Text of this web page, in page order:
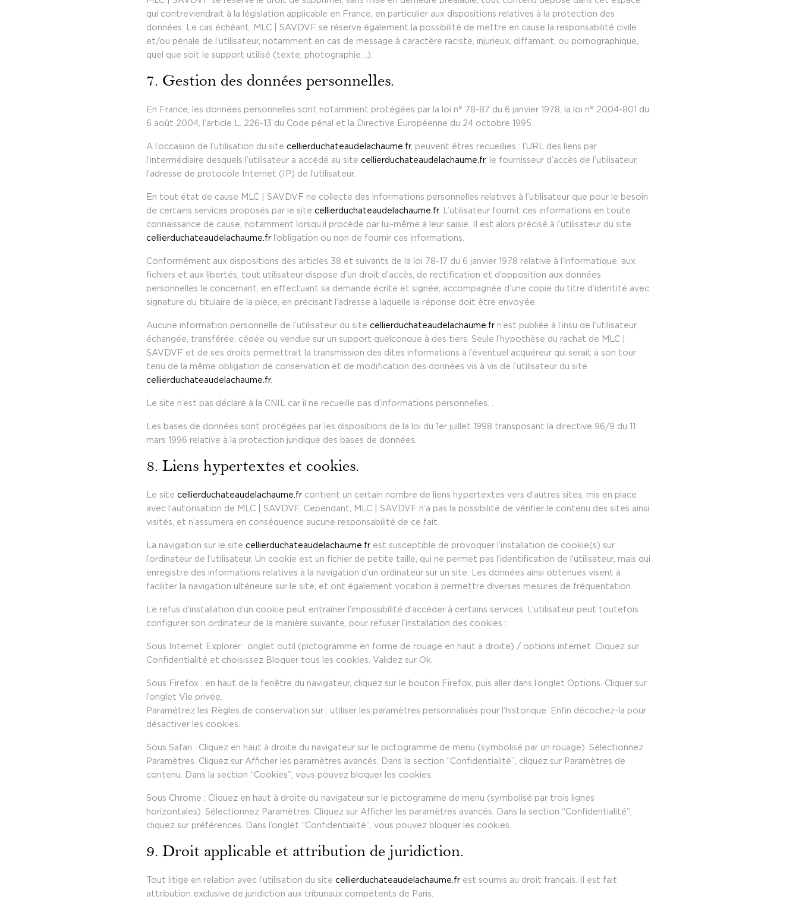
qui contreviendrait à la législation applicable en France, en particulier aux dispositions relatives à la protection des
données. Le cas échéant, MLC | SAVDVF se réserve également la possibilité de mettre en cause la responsabilité civile
et/ou pénale de l’utilisateur, notamment en cas de message à caractère raciste, injurieux, diffamant, ou pornographique,
quel que soit le support utilisé (texte, photographie…).
7. Gestion des données personnelles.
En France, les données personnelles sont notamment protégées par la loi n° 78-87 du 6 janvier 1978, la loi n° 2004-801 du
6 août 2004, l’article L. 226-13 du Code pénal et la Directive Européenne du 24 octobre 1995.
A l’occasion de l’utilisation du sitecellierduchateaudelachaume.fr, peuvent êtres recueillies : l’URL des liens par
l’intermédiaire desquels l’utilisateur a accédé au sitecellierduchateaudelachaume.fr, le fournisseur d’accès de l’utilisateur,
l’adresse de protocole Internet (IP) de l’utilisateur.
En tout état de cause MLC | SAVDVF ne collecte des informations personnelles relatives à l’utilisateur que pour le besoin
de certains services proposés par le sitecellierduchateaudelachaume.fr. L’utilisateur fournit ces informations en toute
connaissance de cause, notamment lorsqu’il procède par lui-même à leur saisie. Il est alors précisé à l’utilisateur du site
cellierduchateaudelachaume.fr l’obligation ou non de fournir ces informations.
Conformément aux dispositions des articles 38 et suivants de la loi 78-17 du 6 janvier 1978 relative à l’informatique, aux
fichiers et aux libertés, tout utilisateur dispose d’un droit d’accès, de rectification et d’opposition aux données
personnelles le concernant, en effectuant sa demande écrite et signée, accompagnée d’une copie du titre d’identité avec
signature du titulaire de la pièce, en précisant l’adresse à laquelle la réponse doit être envoyée.
Aucune information personnelle de l’utilisateur du sitecellierduchateaudelachaume.fr n’est publiée à l’insu de l’utilisateur,
échangée, transférée, cédée ou vendue sur un support quelconque à des tiers. Seule l’hypothèse du rachat de MLC |
SAVDVF et de ses droits permettrait la transmission des dites informations à l’éventuel acquéreur qui serait à son tour
tenu de la même obligation de conservation et de modification des données vis à vis de l’utilisateur du site
cellierduchateaudelachaume.fr.
Le site n’est pas déclaré à la CNIL car il ne recueille pas d’informations personnelles. .
Les bases de données sont protégées par les dispositions de la loi du 1er juillet 1998 transposant la directive 96/9 du 11
mars 1996 relative à la protection juridique des bases de données.
8. Liens hypertextes et cookies.
Le sitecellierduchateaudelachaume.fr contient un certain nombre de liens hypertextes vers d’autres sites, mis en place
avec l’autorisation de MLC | SAVDVF. Cependant, MLC | SAVDVF n’a pas la possibilité de vérifier le contenu des sites ainsi
visités, et n’assumera en conséquence aucune responsabilité de ce fait.
La navigation sur le sitecellierduchateaudelachaume.fr est susceptible de provoquer l’installation de cookie(s) sur
l’ordinateur de l’utilisateur. Un cookie est un fichier de petite taille, qui ne permet pas l’identification de l’utilisateur, mais qui
enregistre des informations relatives à la navigation d’un ordinateur sur un site. Les données ainsi obtenues visent à
faciliter la navigation ultérieure sur le site, et ont également vocation à permettre diverses mesures de fréquentation.
Le refus d’installation d’un cookie peut entraîner l’impossibilité d’accéder à certains services. L’utilisateur peut toutefois
configurer son ordinateur de la manière suivante, pour refuser l’installation des cookies :
Sous Internet Explorer : onglet outil (pictogramme en forme de rouage en haut a droite) / options internet. Cliquez sur
Confidentialité et choisissez Bloquer tous les cookies. Validez sur Ok.
Sous Firefox : en haut de la fenêtre du navigateur, cliquez sur le bouton Firefox, puis aller dans l’onglet Options. Cliquer sur
l’onglet Vie privée.
Paramétrez les Règles de conservation sur : utiliser les paramètres personnalisés pour l’historique. Enfin décochez-la pour
désactiver les cookies.
Sous Safari : Cliquez en haut à droite du navigateur sur le pictogramme de menu (symbolisé par un rouage). Sélectionnez
Paramètres. Cliquez sur Afficher les paramètres avancés. Dans la section “Confidentialité”, cliquez sur Paramètres de
contenu. Dans la section “Cookies”, vous pouvez bloquer les cookies.
Sous Chrome : Cliquez en haut à droite du navigateur sur le pictogramme de menu (symbolisé par trois lignes
horizontales). Sélectionnez Paramètres. Cliquez sur Afficher les paramètres avancés. Dans la section “Confidentialité”,
cliquez sur préférences. Dans l’onglet “Confidentialité”, vous pouvez bloquer les cookies.
9. Droit applicable et attribution de juridiction.
Tout litige en relation avec l’utilisation du sitecellierduchateaudelachaume.fr est soumis au droit français. Il est fait
attribution exclusive de juridiction aux tribunaux compétents de Paris.